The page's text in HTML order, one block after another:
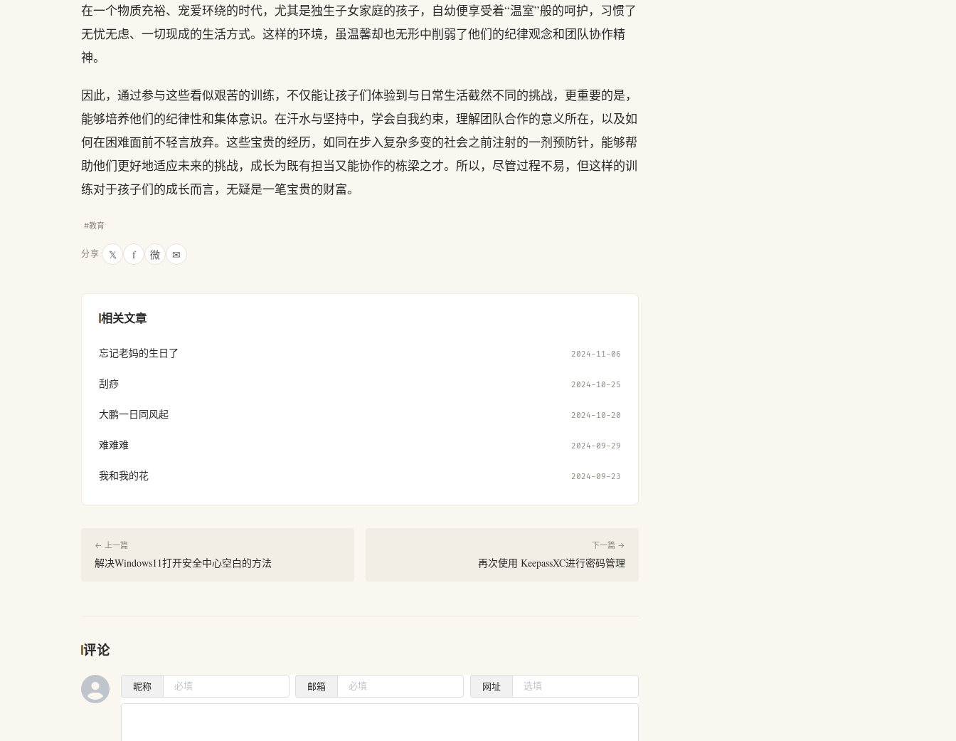
在一个物质充裕、宠爱环绕的时代，尤其是独生子女家庭的孩子，自幼便享受着“温室”般的呵护，习惯了
无忧无虑、一切现成的生活方式。这样的环境，虽温馨却也无形中削弱了他们的纪律观念和团队协作精
神。
因此，通过参与这些看似艰苦的训练，不仅能让孩子们体验到与日常生活截然不同的挑战，更重要的是，
能够培养他们的纪律性和集体意识。在汗水与坚持中，学会自我约束，理解团队合作的意义所在，以及如
何在困难面前不轻言放弃。这些宝贵的经历，如同在步入复杂多变的社会之前注射的一剂预防针，能够帮
助他们更好地适应未来的挑战，成长为既有担当又能协作的栋梁之才。所以，尽管过程不易，但这样的训
练对于孩子们的成长而言，无疑是一笔宝贵的财富。
#教育
分享 𝕏 f 微 ✉
相关文章
忘记老妈的生日了 2024-11-06
刮痧 2024-10-25
大鹏一日同风起 2024-10-20
难难难 2024-09-29
我和我的花 2024-09-23
← 上一篇
解决Windows11打开安全中心空白的方法
下一篇 →
再次使用 KeepassXC进行密码管理
评论
昵称 邮箱 网址